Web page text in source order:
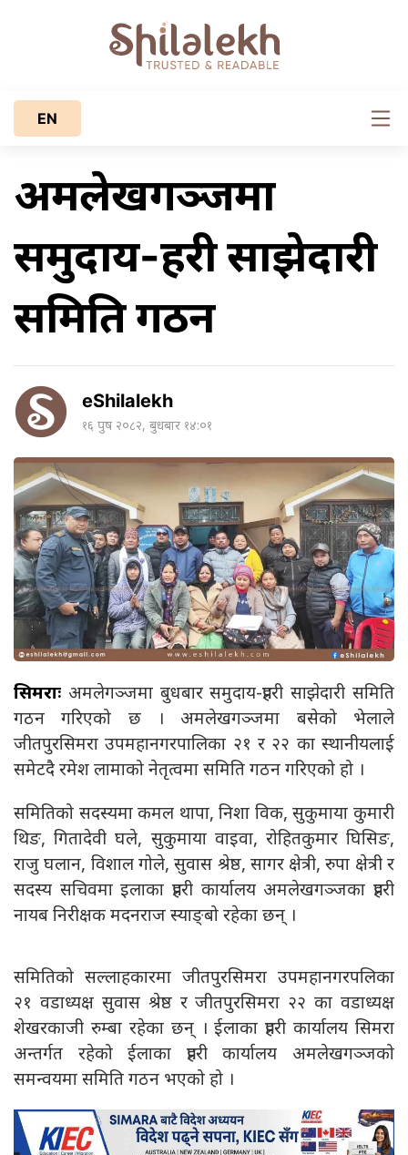
EN
अमलेखगञ्जमा
समुदाय-प्रहरी साझेदारी
समिति गठन
eShilalekh
१६ पुष २०८२, बुधबार १४:०१
सिमराः अमलेगञ्जमा बुधबार समुदाय-प्रहरी साझेदारी समिति
गठन गरिएको छ । अमलेखगञ्जमा बसेको भेलाले
जीतपुरसिमरा उपमहानगरपालिका २१ र २२ का स्थानीयलाई
समेटदै रमेश लामाको नेतृत्वमा समिति गठन गरिएको हो ।
समितिको सदस्यमा कमल थापा, निशा विक, सुकुमाया कुमारी
थिङ, गितादेवी घले, सुकुमाया वाइवा, रोहितकुमार घिसिङ,
राजु घलान, विशाल गोले, सुवास श्रेष्ठ, सागर क्षेत्री, रुपा क्षेत्री र
सदस्य सचिवमा इलाका प्रहरी कार्यालय अमलेखगञ्जका प्रहरी
नायब निरीक्षक मदनराज स्याङ्बो रहेका छन् ।
समितिको सल्लाहकारमा जीतपुरसिमरा उपमहानगरपलिका
२१ वडाध्यक्ष सुवास श्रेष्ठ र जीतपुरसिमरा २२ का वडाध्यक्ष
शेखरकाजी रुम्बा रहेका छन् । ईलाका प्रहरी कार्यालय सिमरा
अन्तर्गत रहेको ईलाका प्रहरी कार्यालय अमलेखगञ्जको
समन्वयमा समिति गठन भएको हो ।